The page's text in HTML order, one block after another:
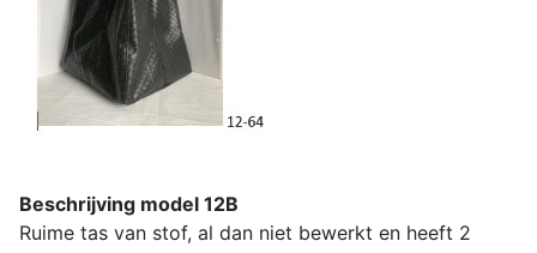
Beschrijving model 12B
Ruime tas van stof, al dan niet bewerkt en heeft 2